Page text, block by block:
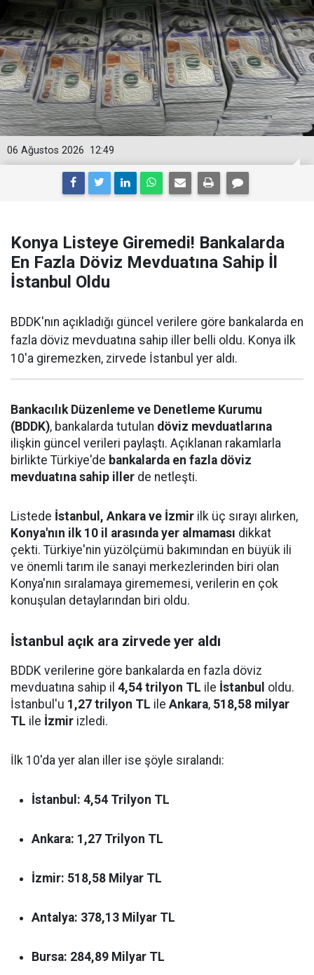
12:49
06 Ağustos 2026
Konya Listeye Giremedi! Bankalarda
En Fazla Döviz Mevduatına Sahip İl
İstanbul Oldu
BDDK'nın açıkladığı güncel verilere göre bankalarda en
fazla döviz mevduatına sahip iller belli oldu. Konya ilk
10'a giremezken, zirvede İstanbul yer aldı.
Bankacılık Düzenleme ve Denetleme Kurumu
(BDDK), bankalarda tutulan döviz mevduatlarına
ilişkin güncel verileri paylaştı. Açıklanan rakamlarla
birlikte Türkiye'de bankalarda en fazla döviz
mevduatına sahip iller de netleşti.
Listede İstanbul, Ankara ve İzmir ilk üç sırayı alırken,
Konya'nın ilk 10 il arasında yer almaması dikkat
çekti. Türkiye'nin yüzölçümü bakımından en büyük ili
ve önemli tarım ile sanayi merkezlerinden biri olan
Konya'nın sıralamaya girememesi, verilerin en çok
konuşulan detaylarından biri oldu.
İstanbul açık ara zirvede yer aldı
BDDK verilerine göre bankalarda en fazla döviz
mevduatına sahip il 4,54 trilyon TL ile İstanbul oldu.
İstanbul'u 1,27 trilyon TL ile Ankara, 518,58 milyar
TL ile İzmir izledi.
İlk 10'da yer alan iller ise şöyle sıralandı:
İstanbul: 4,54 Trilyon TL
Ankara: 1,27 Trilyon TL
İzmir: 518,58 Milyar TL
Antalya: 378,13 Milyar TL
Bursa: 284,89 Milyar TL